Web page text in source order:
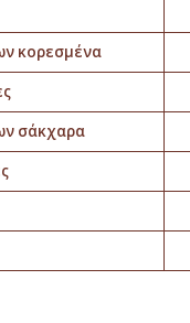
κορεσμένα
σάκχαρα